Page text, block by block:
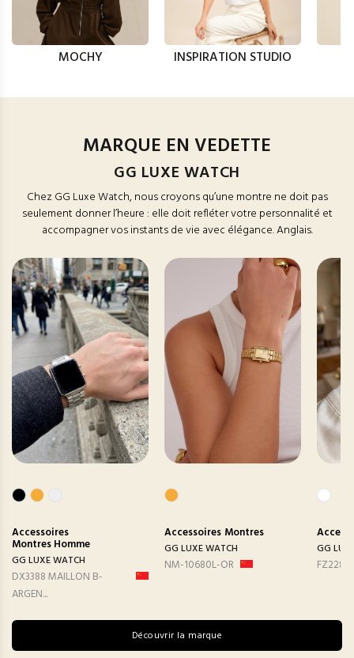
MOCHY INSPIRATION STUDIO
MARQUE EN VEDETTE
GG LUXE WATCH
Chez GG Luxe Watch, nous croyons qu’une montre ne doit pas
seulement donner l’heure : elle doit refléter votre personnalité et
accompagner vos instants de vie avec élégance. Anglais.
Accessoires
Montres Homme
GG LUXE WATCH
DX3388 MAILLON B-
ARGEN...
Accessoires Montres
GG LUXE WATCH
NM-10680L-OR
GG
FZ2282
Découvrir la marque